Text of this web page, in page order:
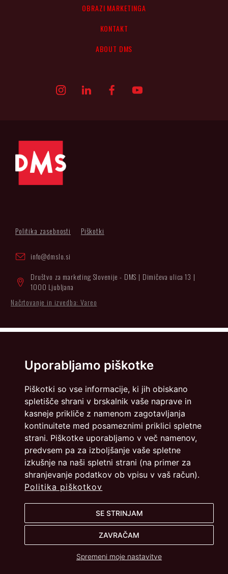
Uporabljamo piškotke
Piškotki so vse informacije, ki jih obiskano
spletišče shrani v brskalnik vaše naprave in
kasneje prikliče z namenom zagotavljanja
kontinuitete med posameznimi priklici spletne
strani. Piškotke uporabljamo v več namenov,
predvsem pa za izboljšanje vaše spletne
izkušnje na naši spletni strani (na primer za
shranjevanje podatkov ob vpisu v vaš račun).
Politika piškotkov
SE STRINJAM
ZAVRAČAM
Spremeni moje nastavitve
OBRAZI MARKETINGA
KONTAKT
ABOUT DMS
Politika zasebnosti Piškotki
info@dmslo.si
Društvo za marketing Slovenije - DMS | Dimičeva ulica 13 |
1000 Ljubljana
Načrtovanje in izvedba: Vareo